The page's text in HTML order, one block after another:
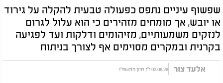
שפשוף עיניים נתפס כפעולה טבעית להקלה על גירוד
או יובש, אך מומחים מזהירים כי הוא עלול לגרום
לנזקים משמעותיים, מזיהומים ודלקות ועד לפגיעה
בקרנית ובמקרים מסוימים אף לצורך בניתוח
אלעד צור 02.06.26 י"ז סיון התשפ"ו